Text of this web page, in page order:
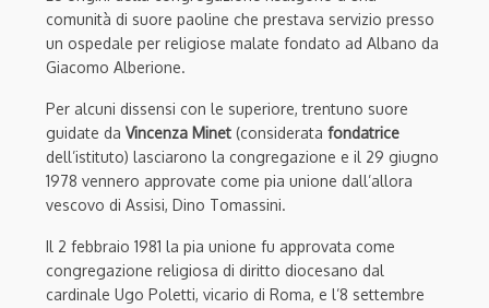
comunità di suore paoline che prestava servizio presso
un ospedale per religiose malate fondato ad Albano da
Giacomo Alberione.
Per alcuni dissensi con le superiore, trentuno suore
guidate da Vincenza Minet (considerata fondatrice
dell’istituto) lasciarono la congregazione e il 29 giugno
1978 vennero approvate come pia unione dall’allora
vescovo di Assisi, Dino Tomassini.
Il 2 febbraio 1981 la pia unione fu approvata come
congregazione religiosa di diritto diocesano dal
cardinale Ugo Poletti, vicario di Roma, e l’8 settembre